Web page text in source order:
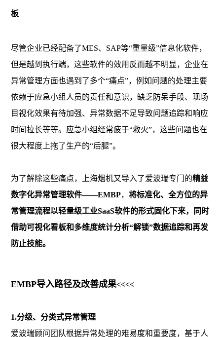
板
尽管企业已经配备了MES、SAP等“重量级”信息化软件，
但是越到执行端，这些软件的效用反而越不明显，企业在
异常管理方面也遇到了多个“痛点”，例如问题的处理主要
依赖于应急小组人员的责任和意识，缺乏防呆手段、现场
目视化效果有待加强、异常数据不足导致问题追踪和响应
时间拉长等等。应急小组经常疲于“救火”，这些问题也在
很大程度上拖了生产的“后腿”。
为了解除这些痛点，上海烟机又导入了爱波瑞专门的精益
数字化异常管理软件——EMBP，将标准化、全方位的异
常管理流程以轻量级工业SaaS软件的形式固化下来，同时
借助可视化看板和多维度统计分析“解锁”数据追踪和再发
防止技能。
EMBP导入路径及改善成果<<<<
1.分级、分类式异常管理
爱波瑞顾问团队根据异常处理的难易度和重要度，基于人